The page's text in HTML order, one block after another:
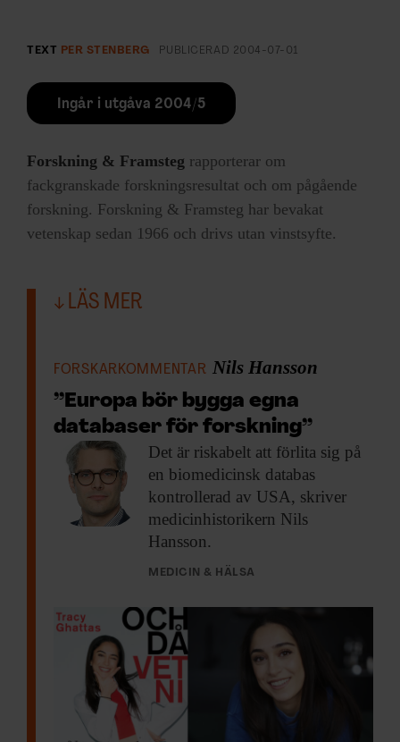
TEXT PER STENBERG PUBLICERAD 2004-07-01
Ingår i utgåva 2004/5
Forskning & Framsteg rapporterar om
fackgranskade forskningsresultat och om pågående
forskning. Forskning & Framsteg har bevakat
vetenskap sedan 1966 och drivs utan vinstsyfte.
LÄS MER
FORSKARKOMMENTAR Nils Hansson
”Europa bör bygga egna
databaser för forskning”
Det är riskabelt att förlita sig på
en biomedicinsk databas
kontrollerad av USA, skriver
medicinhistorikern Nils
Hansson.
MEDICIN & HÄLSA